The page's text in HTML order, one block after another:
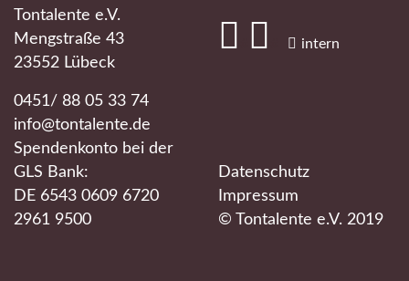
Tontalente e.V.
Mengstraße 43
23552 Lübeck
0451/ 88 05 33 74
info@tontalente.de
Spendenkonto bei der
GLS Bank:
DE 6543 0609 6720
2961 9500
intern
Datenschutz
Impressum
© Tontalente e.V. 2019